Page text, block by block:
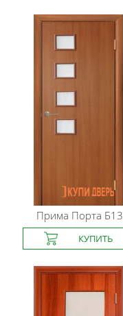
Прима Порта Б13